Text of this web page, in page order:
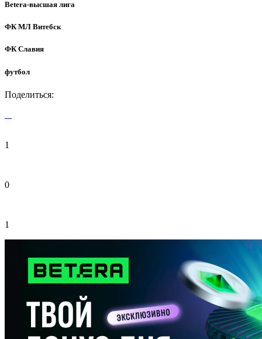
Betera-высшая лига
ФК МЛ Витебск
ФК Славия
футбол
Поделиться:
1
0
1